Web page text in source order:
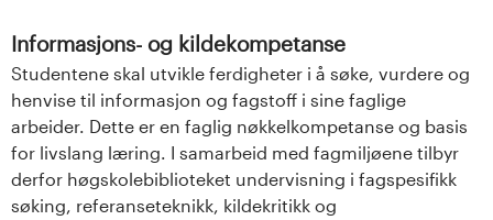
Informasjons- og kildekompetanse
Studentene skal utvikle ferdigheter i å søke, vurdere og
henvise til informasjon og fagstoff i sine faglige
arbeider. Dette er en faglig nøkkelkompetanse og basis
for livslang læring. I samarbeid med fagmiljøene tilbyr
derfor høgskolebiblioteket undervisning i fagspesifikk
søking, referanseteknikk, kildekritikk og